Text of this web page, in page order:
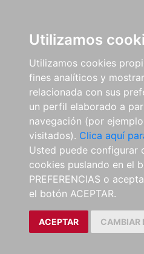
Utilizamos
Utilizamos cookies
fines analíticos y
relacionada con sus
un perfil elaborado a
navegación (por
visitados). Clica aquí
Usted puede configurar
cookies puslando en el
PREFERENCIAS o
el botón ACEPTAR.
ACEPTAR CAMBIAR